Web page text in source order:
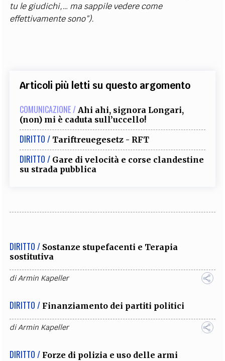
tu le giudichi,… ma sappile vedere come
effettivamente sono”).
Articoli più letti su questo argomento
COMUNICAZIONE / Ahi ahi, signora Longari,
(non) mi è caduta sull’uccello!
DIRITTO / Tariftreuegesetz - RFT
DIRITTO / Gare di velocità e corse clandestine
su strada pubblica
DIRITTO / Sostanze stupefacenti e Terapia
sostitutiva
diArmin Kapeller
DIRITTO / Finanziamento dei partiti politici
diArmin Kapeller
DIRITTO / Forze di polizia e uso delle armi